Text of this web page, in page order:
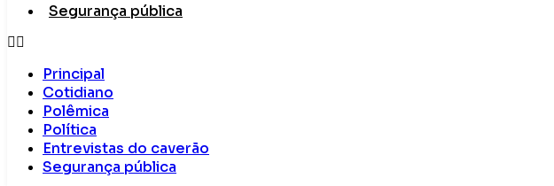
Segurança pública
Principal
Cotidiano
Polêmica
Política
Entrevistas do caverão
Segurança pública